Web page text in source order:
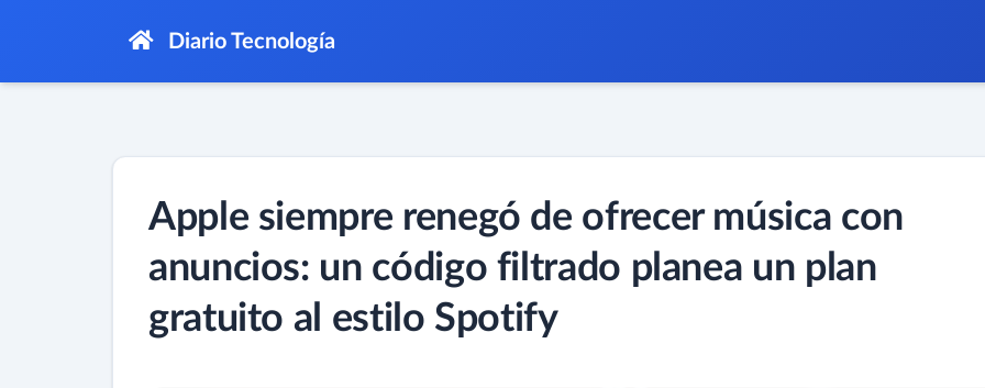
Diario Tecnología
Apple siempre renegó de ofrecer música con
anuncios: un código filtrado planea un plan
gratuito al estilo Spotify